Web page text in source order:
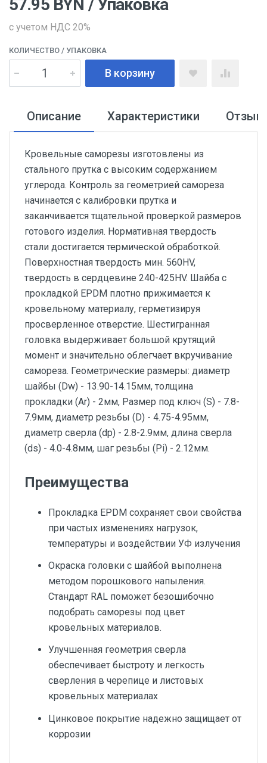
57.95 BYN / Упаковка
с учетом НДС 20%
КОЛИЧЕСТВО / УПАКОВКА
В корзину
Описание Характеристики
Кровельные саморезы изготовлены из
стального прутка с высоким содержанием
углерода. Контроль за геометрией самореза
начинается с калибровки прутка и
заканчивается тщательной проверкой размеров
готового изделия. Нормативная твердость
стали достигается термической обработкой.
Поверхностная твердость мин. 560HV,
твердость в сердцевине 240-425HV. Шайба с
прокладкой EPDM плотно прижимается к
кровельному материалу, герметизируя
просверленное отверстие. Шестигранная
головка выдерживает большой крутящий
момент и значительно облегчает вкручивание
самореза. Геометрические размеры: диаметр
шайбы (Dw) - 13.90-14.15мм, толщина
прокладки (Ar) - 2мм, Размер под ключ (S) - 7.8-
7.9мм, диаметр резьбы (D) - 4.75-4.95мм,
диаметр сверла (dp) - 2.8-2.9мм, длина сверла
(ds) - 4.0-4.8мм, шаг резьбы (Pi) - 2.12мм.
Преимущества
Прокладка EPDM сохраняет свои свойства
при частых изменениях нагрузок,
температуры и воздействии УФ излучения
Окраска головки с шайбой выполнена
методом порошкового напыления.
Cтандарт RAL поможет безошибочно
подобрать саморезы под цвет
кровельных материалов.
Улучшенная геометрия сверла
обеспечивает быстроту и легкость
сверления в черепице и листовых
кровельных материалах
Цинковое покрытие надежно защищает от
коррозии